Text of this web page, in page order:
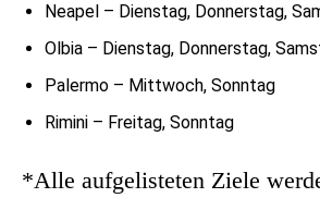
Neapel – Dienstag, Donnerstag,
Olbia – Dienstag, Donnerstag,
Palermo – Mittwoch, Sonntag
Rimini – Freitag, Sonntag
*Alle aufgelisteten Ziele